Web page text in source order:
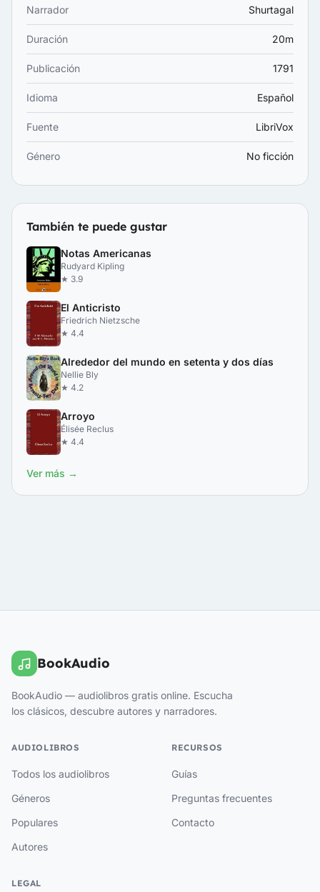
Narrador Shurtagal
Duración 20m
Publicación 1791
Idioma Español
Fuente LibriVox
Género No ficción
También te puede gustar
Notas Americanas
Rudyard Kipling
★ 3.9
El Anticristo
Friedrich Nietzsche
★ 4.4
Alrededor del mundo en setenta y dos días
Nellie Bly
★ 4.2
Arroyo
Élisée Reclus
★ 4.4
Ver más →
BookAudio
BookAudio — audiolibros gratis online. Escucha
los clásicos, descubre autores y narradores.
AUDIOLIBROS
Todos los audiolibros
Géneros
Populares
Autores
RECURSOS
Guías
Preguntas frecuentes
Contacto
LEGAL